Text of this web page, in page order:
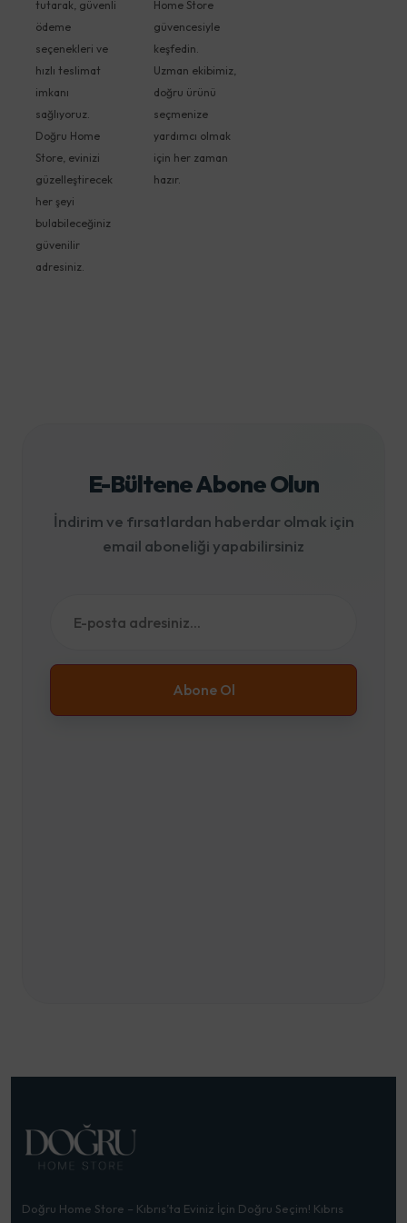
tutarak, güvenli
ödeme
seçenekleri ve
hızlı teslimat
imkanı
sağlıyoruz.
Doğru Home
Store, evinizi
güzelleştirecek
her şeyi
bulabileceğiniz
güvenilir
adresiniz.
Home Store
güvencesiyle
keşfedin.
Uzman ekibimiz,
doğru ürünü
seçmenize
yardımcı olmak
için her zaman
hazır.
E-Bültene Abone Olun
İndirim ve fırsatlardan haberdar olmak için
email aboneliği yapabilirsiniz
Abone Ol
Doğru Home Store – Kıbrıs’ta Eviniz İçin Doğru Seçim! Kıbrıs